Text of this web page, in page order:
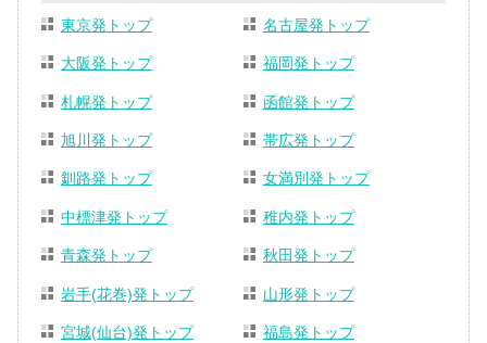
東京発トップ 名古屋発トップ
大阪発トップ 福岡発トップ
札幌発トップ 函館発トップ
旭川発トップ 帯広発トップ
釧路発トップ 女満別発トップ
中標津発トップ 稚内発トップ
青森発トップ 秋田発トップ
岩手(花巻)発トップ 山形発トップ
宮城(仙台)発トップ 福島発トップ